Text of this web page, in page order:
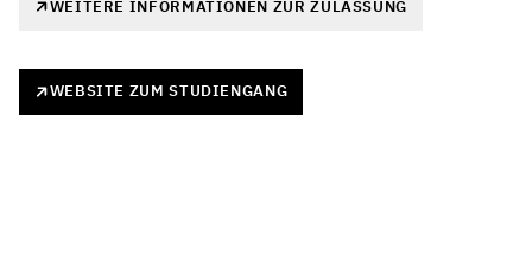
WEITERE INFORMATIONEN ZUR ZULASSUNG
WEBSITE ZUM STUDIENGANG